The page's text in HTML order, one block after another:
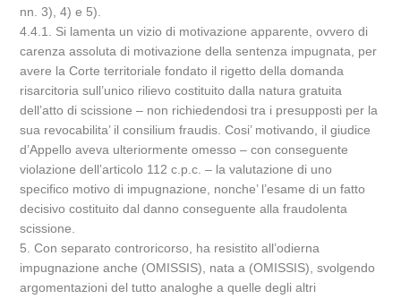
nn. 3), 4) e 5).
4.4.1. Si lamenta un vizio di motivazione apparente, ovvero di
carenza assoluta di motivazione della sentenza impugnata, per
avere la Corte territoriale fondato il rigetto della domanda
risarcitoria sull’unico rilievo costituito dalla natura gratuita
dell’atto di scissione – non richiedendosi tra i presupposti per la
sua revocabilita’ il consilium fraudis. Cosi’ motivando, il giudice
d’Appello aveva ulteriormente omesso – con conseguente
violazione dell’articolo 112 c.p.c. – la valutazione di uno
specifico motivo di impugnazione, nonche’ l’esame di un fatto
decisivo costituito dal danno conseguente alla fraudolenta
scissione.
5. Con separato controricorso, ha resistito all’odierna
impugnazione anche (OMISSIS), nata a (OMISSIS), svolgendo
argomentazioni del tutto analoghe a quelle degli altri